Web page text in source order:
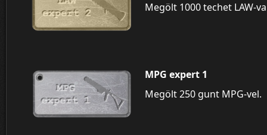
Megölt 1000 techet LAW-
MPG expert 1
Megölt 250 gunt MPG-vel.